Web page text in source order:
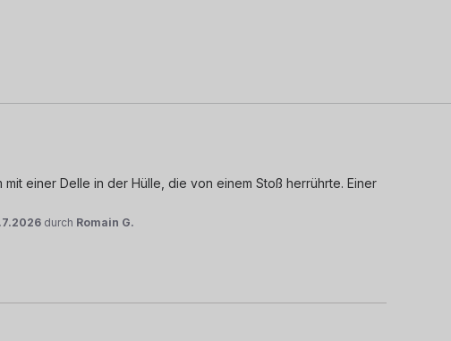
einer Delle in der Hülle, die von einem Stoß herrührte. Einer
durch Romain G.